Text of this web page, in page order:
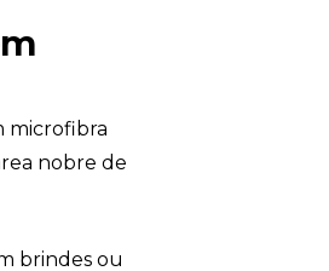
microfibra
nobre de
brindes ou